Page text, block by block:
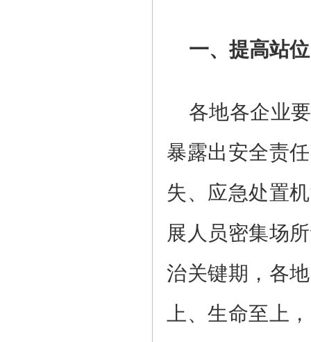
一、提高站
各地各企业
暴露出安全责
失、应急处置
展人员密集场
治关键期，各
上、生命至上